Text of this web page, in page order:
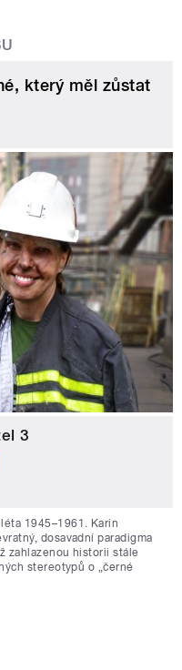
který měl zůstat
3
1945–1961. Karin
dosavadní paradigma
zahlazenou historii stále
stereotypů o „černé